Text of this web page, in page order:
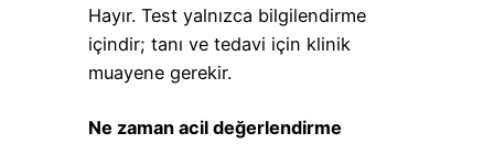
Hayır. Test yalnızca bilgilendirme
içindir; tanı ve tedavi için klinik
muayene gerekir.
Ne zaman acil değerlendirme